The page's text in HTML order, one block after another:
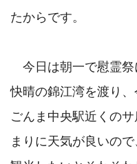
たからです。
今日は朝一で慰霊祭
快晴の錦江湾を渡り
ごんま中央駅近くの
まりに天気が良いので